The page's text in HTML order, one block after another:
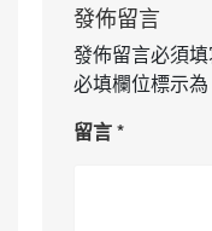
發佈留言
發佈留言必須
必填欄位標示為
留言*